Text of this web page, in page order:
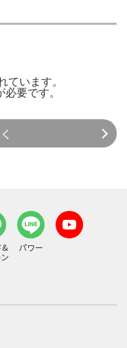
ています。
必要です。
&
パワー